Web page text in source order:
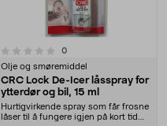
0anmeldelser
Olje og smøremiddel
CRC Lock De-Icer låsspray for
ytterdør og bil, 15 ml
Hurtigvirkende spray som får frosne
låser til å fungere igjen på kort tid.